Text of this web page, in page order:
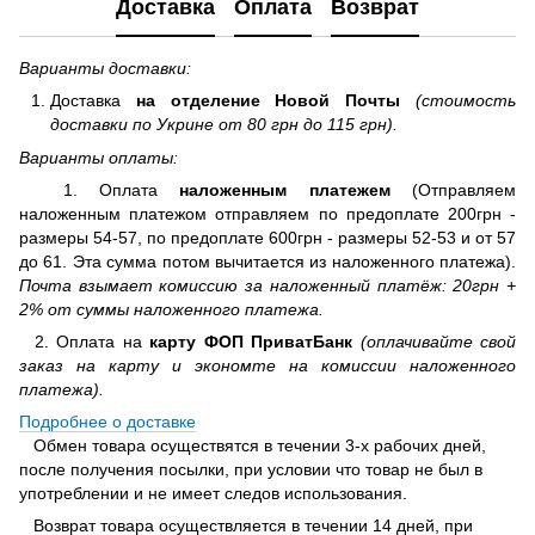
Доставка Оплата Возврат
Варианты доставки:
Доставка на отделение Новой Почты
(стоимость
доставки по Укрине от 80 грн до 115 грн).
Варианты оплаты:
1. Оплата наложенным платежем(Отправляем
наложенным платежом отправляем по предоплате 200грн -
размеры 54-57, по предоплате 600грн - размеры 52-53 и от 57
до 61. Эта сумма потом вычитается из наложенного платежа).
Почта взымает комиссию за наложенный платёж: 20грн +
2% от суммы наложенного платежа.
2. Оплата на карту ФОП ПриватБанк (оплачивайте свой
заказ на карту и экономте на комиссии наложенного
платежа).
Подробнее о доставке
Обмен товара осуществятся в течении 3-х рабочих дней,
после получения посылки, при условии что товар не был в
употреблении и не имеет следов использования.
Возврат товара осуществляется в течении 14 дней, при